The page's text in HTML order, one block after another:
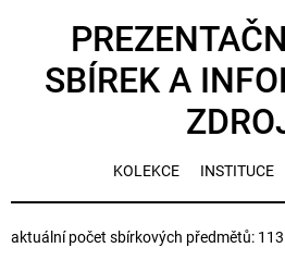
SBÍREK A
KOLEKCE INSTITUCE
aktuální počet sbírkových předmětů: